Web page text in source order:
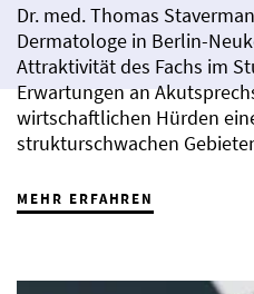
Dr. med. Thomas
Dermatologe in Berlin-
Attraktivität des Fachs im
Erwartungen an
wirtschaftlichen Hürden
strukturschwachen
MEHR ERFAHREN